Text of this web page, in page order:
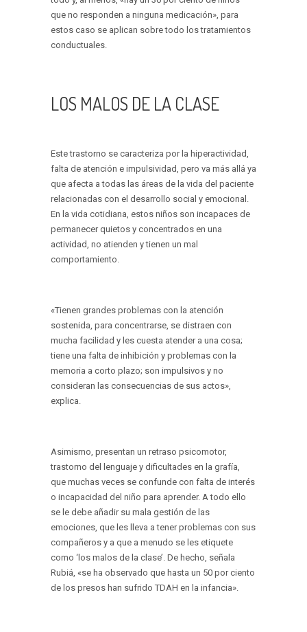
que no responden a ninguna medicación», para
estos caso se aplican sobre todo los tratamientos
conductuales.
LOS MALOS DE LA CLASE
Este trastorno se caracteriza por la hiperactividad,
falta de atención e impulsividad, pero va más allá ya
que afecta a todas las áreas de la vida del paciente
relacionadas con el desarrollo social y emocional.
En la vida cotidiana, estos niños son incapaces de
permanecer quietos y concentrados en una
actividad, no atienden y tienen un mal
comportamiento.
«Tienen grandes problemas con la atención
sostenida, para concentrarse, se distraen con
mucha facilidad y les cuesta atender a una cosa;
tiene una falta de inhibición y problemas con la
memoria a corto plazo; son impulsivos y no
consideran las consecuencias de sus actos»,
explica.
Asimismo, presentan un retraso psicomotor,
trastorno del lenguaje y dificultades en la grafía,
que muchas veces se confunde con falta de interés
o incapacidad del niño para aprender. A todo ello
se le debe añadir su mala gestión de las
emociones, que les lleva a tener problemas con sus
compañeros y a que a menudo se les etiquete
como ‘los malos de la clase’. De hecho, señala
Rubiá, «se ha observado que hasta un 50 por ciento
de los presos han sufrido TDAH en la infancia».